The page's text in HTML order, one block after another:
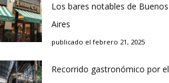
Los bares notables de Buenos
Aires
publicado el febrero 21, 2025
Recorrido gastronómico por el